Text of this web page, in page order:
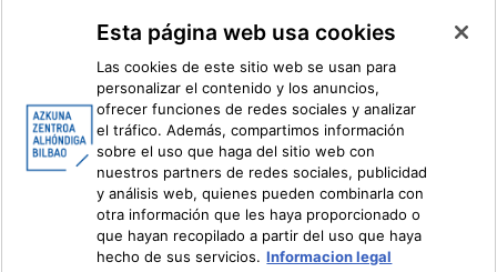
Facebook
X
Ivoox
Información legal Sistema Interno de Información
Esta página web usa cookies
Las cookies de este sitio web se usan para
personalizar el contenido y los anuncios,
ofrecer funciones de redes sociales y analizar
el tráfico. Además, compartimos información
sobre el uso que haga del sitio web con
nuestros partners de redes sociales, publicidad
y análisis web, quienes pueden combinarla con
otra información que les haya proporcionado o
que hayan recopilado a partir del uso que haya
hecho de sus servicios. Informacion legal